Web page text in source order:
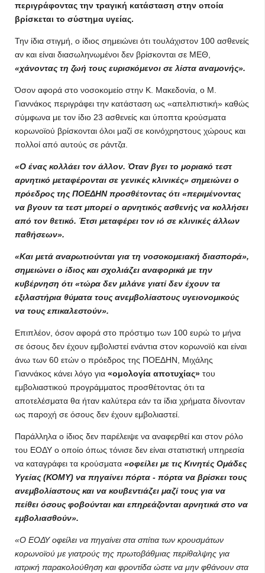
περιγράφοντας την τραγική κατάσταση στην οποία
βρίσκεται το σύστημα υγείας.
Την ίδια στιγμή, ο ίδιος σημειώνει ότι τουλάχιστον 100 ασθενείς
αν και είναι διασωληνωμένοι δεν βρίσκονται σε ΜΕΘ,
«χάνοντας τη ζωή τους ευρισκόμενοι σε λίστα αναμονής».
Όσον αφορά στο νοσοκομείο στην Κ. Μακεδονία, ο Μ.
Γιαννάκος περιγράφει την κατάσταση ως «απελπιστική» καθώς
σύμφωνα με τον ίδιο 23 ασθενείς και ύποπτα κρούσματα
κορωνοϊού βρίσκονται όλοι μαζί σε κοινόχρηστους χώρους και
πολλοί από αυτούς σε ράντζα.
«Ο ένας κολλάει τον άλλον. Όταν βγει το μοριακό τεστ
αρνητικό μεταφέρονται σε γενικές κλινικές» σημειώνει ο
πρόεδρος της ΠΟΕΔΗΝ προσθέτοντας ότι «περιμένοντας
να βγουν τα τεστ μπορεί ο αρνητικός ασθενής να κολλήσει
από τον θετικό. Έτσι μεταφέρει τον ιό σε κλινικές άλλων
παθήσεων».
«Και μετά αναρωτιούνται για τη νοσοκομειακή διασπορά»,
σημειώνει ο ίδιος και σχολιάζει αναφορικά με την
κυβέρνηση ότι «τώρα δεν μιλάνε γιατί δεν έχουν τα
εξιλαστήρια θύματα τους ανεμβολίαστους υγειονομικούς
να τους επικαλεστούν».
Επιπλέον, όσον αφορά στο πρόστιμο των 100 ευρώ το μήνα
σε όσους δεν έχουν εμβολιστεί ενάντια στον κορωνοϊό και είναι
άνω των 60 ετών ο πρόεδρος της ΠΟΕΔΗΝ, Μιχάλης
Γιαννάκος κάνει λόγο για «ομολογία αποτυχίας» του
εμβολιαστικού προγράμματος προσθέτοντας ότι τα
αποτελέσματα θα ήταν καλύτερα εάν τα ίδια χρήματα δίνονταν
ως παροχή σε όσους δεν έχουν εμβολιαστεί.
Παράλληλα ο ίδιος δεν παρέλειψε να αναφερθεί και στον ρόλο
του ΕΟΔΥ ο οποίο όπως τόνισε δεν είναι στατιστική υπηρεσία
να καταγράφει τα κρούσματα «οφείλει με τις Κινητές Ομάδες
Υγείας (ΚΟΜΥ) να πηγαίνει πόρτα - πόρτα να βρίσκει τους
ανεμβολίαστους και να κουβεντιάζει μαζί τους για να
πείθει όσους φοβούνται και επηρεάζονται αρνητικά στο να
εμβολιασθούν».
«Ο ΕΟΔΥ οφείλει να πηγαίνει στα σπίτια των κρουσμάτων
κορωνοϊού με γιατρούς της πρωτοβάθμιας περίθαλψης για
ιατρική παρακολούθηση και φροντίδα ώστε να μην φθάνουν στα